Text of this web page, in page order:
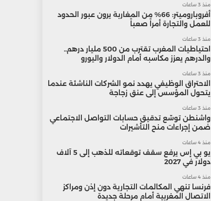
منذ 3 ساعات
أفروباروميتر: 66% من المغاربة يرون عبور الحدود
للعمل والتجارة أمراً صعباً
منذ 3 ساعات
احتياطيات المغرب تقترب من 500 مليار درهم..
والدرهم يعزز مكاسبه أمام الدولار واليورو
منذ 3 ساعات
الاحتراق الوظيفي يهدد نمو الشركات الناشئة عندما
يتحول المؤسس إلى عنق زجاجة
منذ 3 ساعات
واشنطن توسّع تدقيق حسابات التواصل الاجتماعي
ضمن إجراءات منح التأشيرات
منذ 4 ساعات
يو بي إس يرفع سقف توقعاته للذهب إلى 5 آلاف
دولار في 2027
منذ 4 ساعات
فرنسا تنهي المكالمات التجارية دون إذن ومراكز
الاتصال المغربية أمام مرحلة جديدة